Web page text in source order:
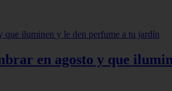
en agosto y que